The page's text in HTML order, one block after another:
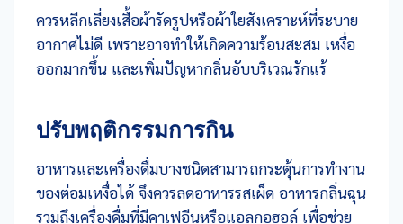
ควรหลีกเลี่ยงเสื้อผ้ารัดรูปหรือผ้าใยสังเคราะห์ที่ระบาย
อากาศไม่ดี เพราะอาจทำให้เกิดความร้อนสะสม เหงื่อ
ออกมากขึ้น และเพิ่มปัญหากลิ่นอับบริเวณรักแร้
ปรับพฤติกรรมการกิน
อาหารและเครื่องดื่มบางชนิดสามารถกระตุ้นการทำงาน
ของต่อมเหงื่อได้ จึงควรลดอาหารรสเผ็ด อาหารกลิ่นฉุน
รวมถึงเครื่องดื่มที่มีคาเฟอีนหรือแอลกอฮอล์ เพื่อช่วย